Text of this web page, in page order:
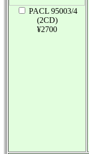
PACL 95003/4
(2CD)
¥2700